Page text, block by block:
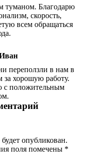
туманом. Благодарю
скорость,
всем обращаться
переползли в нам в
за хорошую работу.
с положительным
опубликован.
поля помечены *